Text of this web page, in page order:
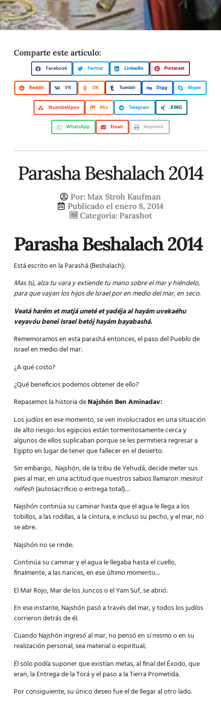
Comparte este artículo:
Facebook Twitter LinkedIn Pinterest
Reddit VK OK Tumblr Digg Skype
StumbleUpon Mix Telegram XING
WhatsApp Email Imprimir
Parasha Beshalach 2014
Por: Max Stroh Kaufman
Publicado el enero 8, 2014
Categoría: Parashot
Parasha Beshalach 2014
Está escrito en la Parashá (Beshalach):
Mas tú, alza tu vara y extiende tu mano sobre el mar y hiéndelo,
para que vayan los hijos de Israel por en medio del mar, en seco.
Veatá harém et matjá uneté et yadéja al hayám uvekaéhu
veyavóu benei Israel betój hayám bayabashá.
Rememoramos en esta parashá entonces, el paso del Pueblo de
Israel en medio del mar:
¿A qué costo?
¿Qué beneficios podemos obtener de ello?
Repasemos la historia deNajshón Ben Aminadav:
Los judíos en ese momento, se ven involucrados en una situación
de alto riesgo: los egipcios están tormentosamente cerca y
algunos de ellos suplicaban porque se les permitiera regresar a
Egipto en lugar de tener que fallecer en el desierto:
Sin embargo, Najshón, de la tribu de Yehudá, decide meter sus
pies al mar, en una actitud que nuestros sabios llamaron mesirut
néfesh(autosacrificio o entrega total)…
Najshón continúa su caminar hasta que el agua le llega a los
tobillos, a las rodillas, a la cintura, e incluso su pecho, y el mar, no
se abre.
Najshón no se rinde:
Continúa su caminar y el agua le llegaba hasta el cuello,
finalmente, a las narices, en ese último momento…
El Mar Rojo, Mar de los Juncos o el Yam Suf, se abrió:
En ese instante, Najshón pasó a través del mar, y todos los judíos
corrieron detrás de él.
Cuando Najshón ingresó al mar, no pensó en sí mismo o en su
realización personal, sea material o espiritual;
Él sólo podía suponer que existían metas, al final del Éxodo, que
eran, la Entrega de la Torá y el paso a la Tierra Prometida.
Por consiguiente, su único deseo fue el de llegar al otro lado.